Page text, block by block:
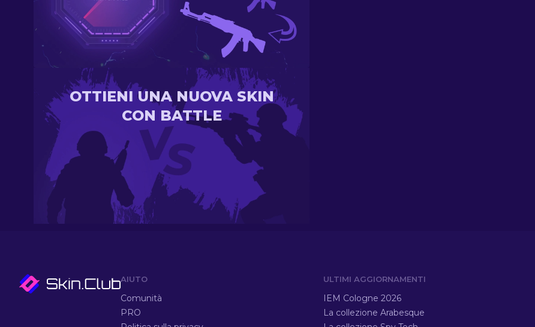
OTTIENI UNA NUOVA SKIN
CON BATTLE
AIUTO
Comunità
PRO
ULTIMI AGGIORNAMENTI
IEM Cologne 2026
La collezione Arabesque